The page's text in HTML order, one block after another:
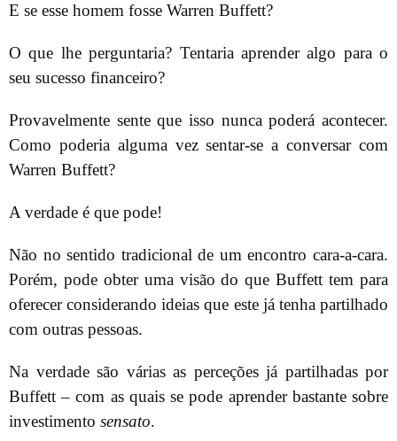
E se esse homem fosse Warren Buffett?
O que lhe perguntaria? Tentaria aprender algo para o
seu sucesso financeiro?
Provavelmente sente que isso nunca poderá acontecer.
Como poderia alguma vez sentar-se a conversar com
Warren Buffett?
A verdade é que pode!
Não no sentido tradicional de um encontro cara-a-cara.
Porém, pode obter uma visão do que Buffett tem para
oferecer considerando ideias que este já tenha partilhado
com outras pessoas.
Na verdade são várias as perceções já partilhadas por
Buffett – com as quais se pode aprender bastante sobre
investimento sensato.